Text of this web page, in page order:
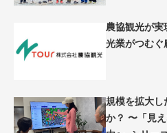
農協観光が実
光業がつむぐ
規模を拡大し
か？ 〜「見